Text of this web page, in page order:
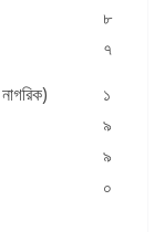
৮
৭
১
৯
৯
০